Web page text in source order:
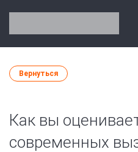
Вернуться
Как вы
современных